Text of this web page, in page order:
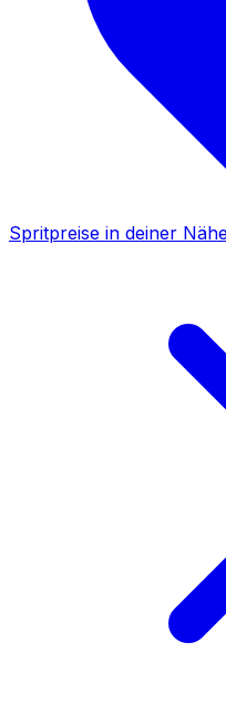
Spritpreise in deiner